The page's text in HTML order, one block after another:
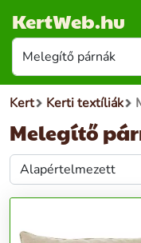
KertWeb.hu
Kert Kerti textíliák
Melegítő